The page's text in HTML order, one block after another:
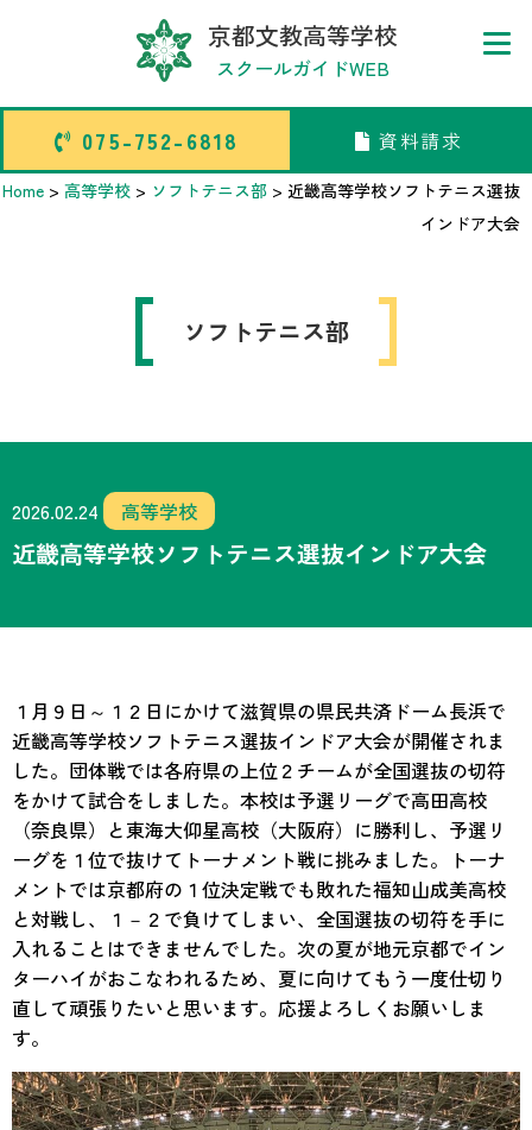
075-752-6818 資料請求
中学校部活TOP
京都文教高等学校
スクールガイドWEB
075-752-6818 資料請求
Home > 高等学校 > ソフトテニス部 > 近畿高等学校ソフトテニス選抜
インドア大会
ソフトテニス部
2026.02.24 高等学校
近畿高等学校ソフトテニス選抜インドア大会
１月９日～１２日にかけて滋賀県の県民共済ドーム長浜で
近畿高等学校ソフトテニス選抜インドア大会が開催されま
した。団体戦では各府県の上位２チームが全国選抜の切符
をかけて試合をしました。本校は予選リーグで高田高校
（奈良県）と東海大仰星高校（大阪府）に勝利し、予選リ
ーグを１位で抜けてトーナメント戦に挑みました。トーナ
メントでは京都府の１位決定戦でも敗れた福知山成美高校
と対戦し、１－２で負けてしまい、全国選抜の切符を手に
入れることはできませんでした。次の夏が地元京都でイン
ターハイがおこなわれるため、夏に向けてもう一度仕切り
直して頑張りたいと思います。応援よろしくお願いしま
す。